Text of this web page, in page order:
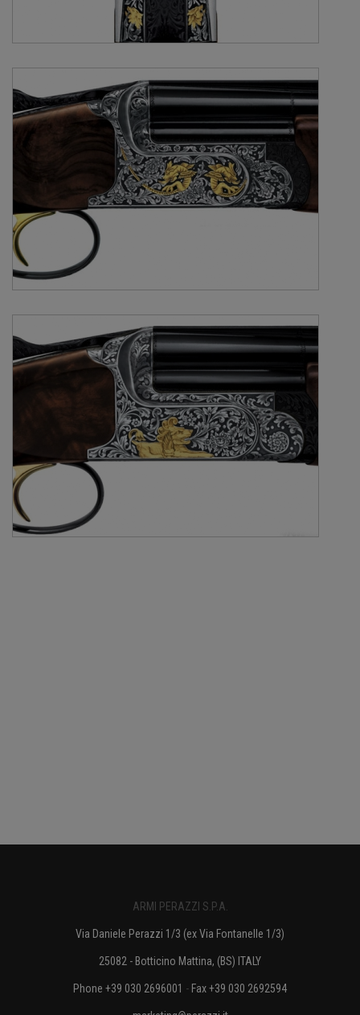
ARMI PERAZZI S.P.A.
Via Daniele Perazzi 1/3 (ex Via Fontanelle 1/3)
25082 - Botticino Mattina, (BS) ITALY
Phone +39 030 2696001 - Fax +39 030 2692594